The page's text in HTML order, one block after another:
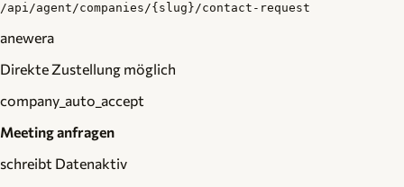
/api/agent/companies/{slug}/contact-request
anewera
Direkte Zustellung möglich
company_auto_accept
Meeting anfragen
schreibt Datenaktiv